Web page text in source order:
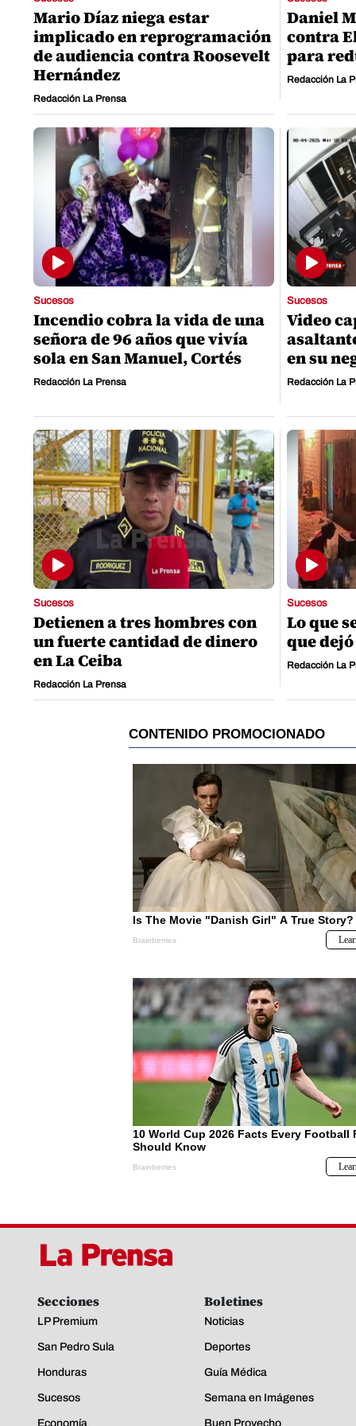
Mario Díaz niega estar
implicado en reprogramación
de audiencia contra Roosevelt
Hernández
Redacción La Prensa
Daniel
contra
para
Redacción La
Sucesos
Incendio cobra la vida de una
señora de 96 años que vivía
sola en San Manuel, Cortés
Redacción La Prensa
Sucesos
Video
en su
Redacción La
Sucesos
Detienen a tres hombres con
un fuerte cantidad de dinero
en La Ceiba
Redacción La Prensa
Sucesos
Lo que
que
Redacción La
Secciones
LP Premium
San Pedro Sula
Honduras
Sucesos
Economía
Boletines
Noticias
Deportes
Guía Médica
Semana en Imágenes
Buen Provecho